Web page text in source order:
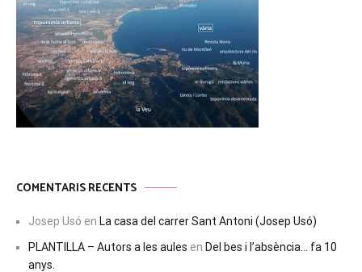
COMENTARIS RECENTS
Josep Usó en La casa del carrer Sant Antoni (Josep Usó)
PLANTILLA – Autors a les aules en Del bes i l’absència… fa 10
anys.